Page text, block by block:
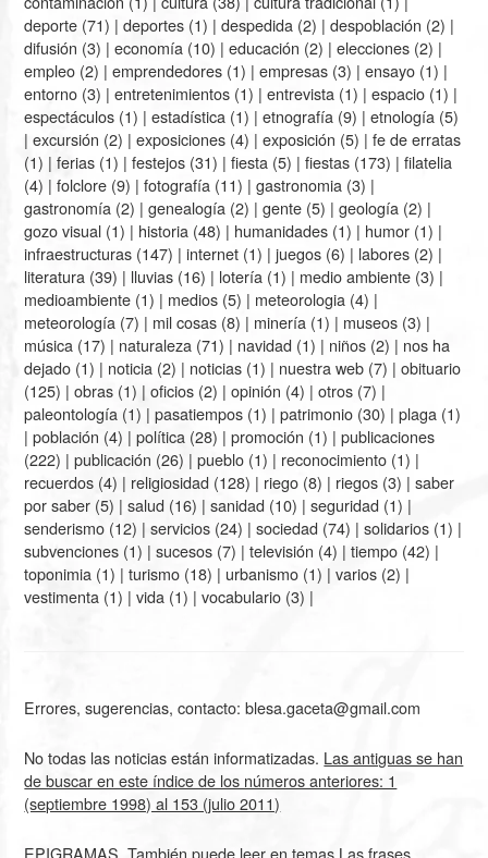
deporte (71) |deportes (1) |despedida (2) |despoblación (2) |
difusión (3) |economía (10) |educación (2) |elecciones (2) |
empleo (2) |emprendedores (1) |empresas (3) |ensayo (1) |
entorno (3) |entretenimientos (1) |entrevista (1) |espacio (1) |
espectáculos (1) |estadística (1) |etnografía (9) |etnología (5)
|excursión (2) |exposiciones (4) |exposición (5) |fe de erratas
(1) |ferias (1) |festejos (31) |fiesta (5) |fiestas (173) |filatelia
(4) |folclore (9) |fotografía (11) |gastronomia (3) |
gastronomía (2) |genealogía (2) |gente (5) |geología (2) |
gozo visual (1) | historia (48) | humanidades (1) | humor (1) |
infraestructuras (147) |internet (1) |juegos (6) | labores (2) |
literatura (39) | lluvias (16) | lotería (1) | medio ambiente (3) |
medioambiente (1) | medios (5) | meteorologia (4) |
meteorología (7) | mil cosas (8) | minería (1) | museos (3) |
música (17) | naturaleza (71) | navidad (1) | niños (2) | nos ha
dejado (1) | noticia (2) | noticias (1) | nuestra web (7) |obituario
(125) |obras (1) |oficios (2) |opinión (4) |otros (7) |
paleontología (1) |pasatiempos (1) |patrimonio (30) |plaga (1)
|población (4) |política (28) |promoción (1) |publicaciones
(222) |publicación (26) |pueblo (1) | reconocimiento (1) |
recuerdos (4) | religiosidad (128) | riego (8) | riegos (3) |saber
por saber (5) |salud (16) |sanidad (10) |seguridad (1) |
senderismo (12) |servicios (24) |sociedad (74) |solidarios (1) |
subvenciones (1) |sucesos (7) |televisión (4) |tiempo (42) |
toponimia (1) |turismo (18) | urbanismo (1) |varios (2) |
vestimenta (1) |vida (1) |vocabulario (3) |
Errores, sugerencias, contacto: blesa.gaceta@gmail.com
No todas las noticias están informatizadas. Las antiguas se han
de buscar en este índice de los números anteriores: 1
(septiembre 1998) al 153 (julio 2011)
EPIGRAMAS. También puede leer en temas Las frases,